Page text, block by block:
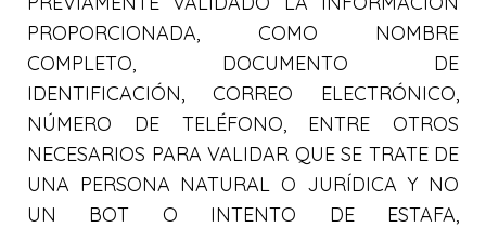
PROPORCIONADA, COMO NOMBRE
COMPLETO, DOCUMENTO DE
IDENTIFICACIÓN, CORREO ELECTRÓNICO,
NÚMERO DE TELÉFONO, ENTRE OTROS
NECESARIOS PARA VALIDAR QUE SE TRATE DE
UNA PERSONA NATURAL O JURÍDICA Y NO
UN BOT O INTENTO DE ESTAFA,